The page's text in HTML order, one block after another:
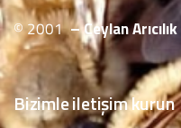
© 2001– Ceylan Arıcılık
Bizimle iletişim kurun